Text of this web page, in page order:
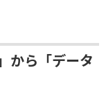
から「データ